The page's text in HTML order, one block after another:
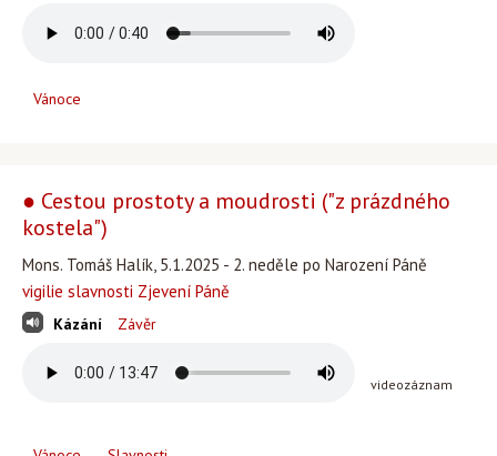
Vánoce
● Cestou prostoty a moudrosti ("z prázdného
kostela")
Mons. Tomáš Halík, 5.1.2025 - 2. neděle po Narození Páně
vigilie slavnosti Zjevení Páně
Kázání Závěr
videozáznam